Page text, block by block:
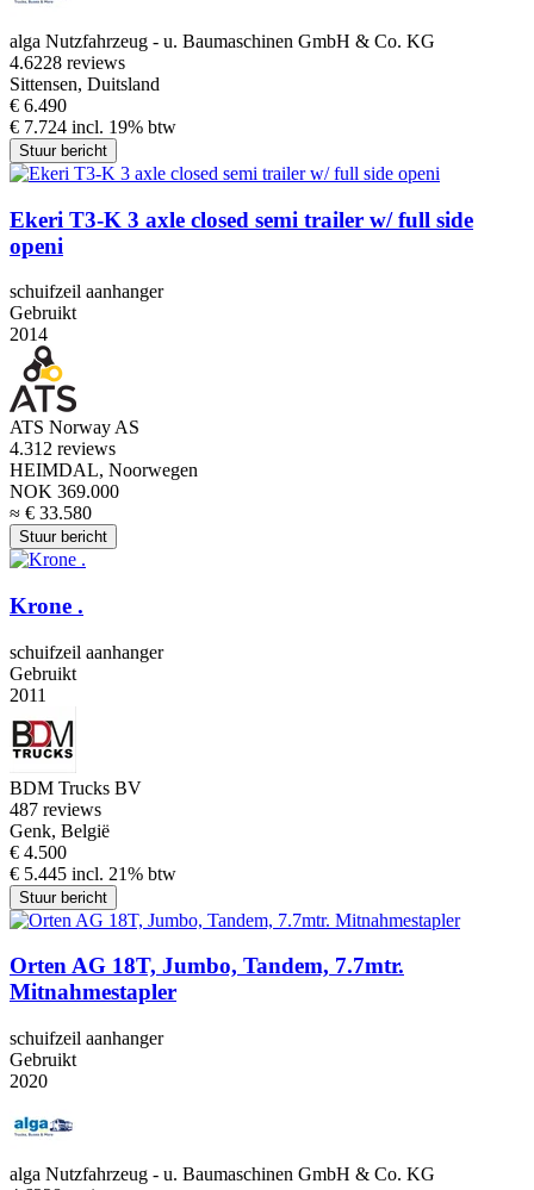
alga Nutzfahrzeug - u. Baumaschinen GmbH & Co. KG
4.6228 reviews
Sittensen, Duitsland
€ 6.490
€ 7.724 incl. 19% btw
Stuur bericht
Ekeri T3-K 3 axle closed semi trailer w/ full side
openi
schuifzeil aanhanger
Gebruikt
2014
ATS Norway AS
4.312 reviews
HEIMDAL, Noorwegen
NOK 369.000
≈ € 33.580
Stuur bericht
Krone .
schuifzeil aanhanger
Gebruikt
2011
BDM Trucks BV
487 reviews
Genk, België
€ 4.500
€ 5.445 incl. 21% btw
Stuur bericht
Orten AG 18T, Jumbo, Tandem, 7.7mtr.
Mitnahmestapler
schuifzeil aanhanger
Gebruikt
2020
alga Nutzfahrzeug - u. Baumaschinen GmbH & Co. KG